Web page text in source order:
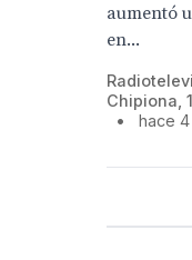
aumentó
en...
Chipiona,
•
hace